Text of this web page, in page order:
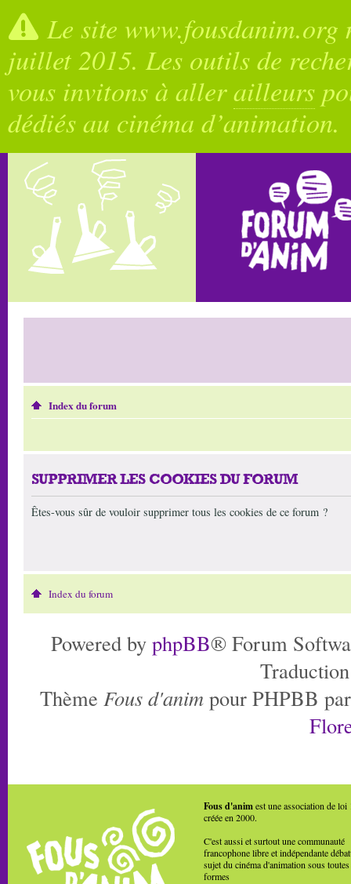
Le site
juillet 2015. Les outils de
vous invitons à allerailleurs
dédiés au cinéma d’animation.
Index du forum
SUPPRIMER LES COOKIES DU FORUM
Êtes-vous sûr de vouloir supprimer tous les cookies de ce forum ?
Index du forum
Powered by phpBB® Forum
Thème Fous d'anim pour PHPBB
Fous d'animest une association de loi
créée en 2000.
C'est aussi et surtout une communauté
francophone libre et indépendante
sujet du cinéma d'animation sous toutes
formes